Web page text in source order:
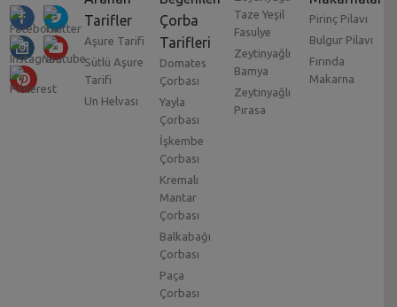
Tarifler
Aşure Tarifi
Sütlü Aşure
Tarifi
Un Helvası
Çorba
Tarifleri
Domates
Çorbası
Yayla
Çorbası
İşkembe
Çorbası
Kremalı
Mantar
Çorbası
Balkabağı
Çorbası
Paça
Çorbası
Taze Yeşil
Fasulye
Zeytinyağlı
Bamya
Zeytinyağlı
Pırasa
Pirinç Pilavı
Bulgur Pilavı
Fırında
Makarna